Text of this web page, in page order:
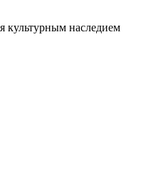
культурным наследием